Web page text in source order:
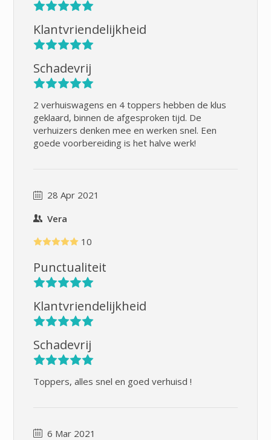
Klantvriendelijkheid
Schadevrij
2 verhuiswagens en 4 toppers hebben de klus
geklaard, binnen de afgesproken tijd. De
verhuizers denken mee en werken snel. Een
goede voorbereiding is het halve werk!
28 Apr 2021
Vera
10
Punctualiteit
Klantvriendelijkheid
Schadevrij
Toppers, alles snel en goed verhuisd !
6 Mar 2021